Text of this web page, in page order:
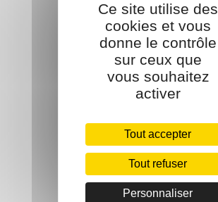
Ce site utilise des
cookies et vous
donne le contrôle
sur ceux que
vous souhaitez
activer
Tout accepter
Tout refuser
Personnaliser